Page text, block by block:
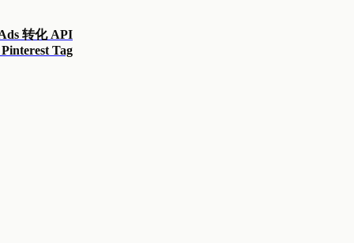
转化 API
Tag